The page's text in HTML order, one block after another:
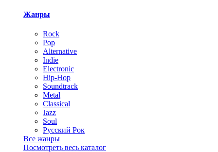
Жанры
Rock
Pop
Alternative
Indie
Electronic
Hip-Hop
Soundtrack
Metal
Classical
Jazz
Soul
Русский Рок
Все жанры
Посмотреть весь каталог